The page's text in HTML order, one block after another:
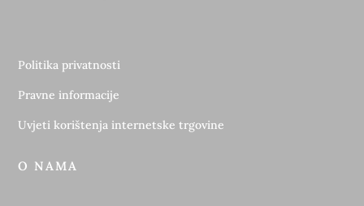
Politika privatnosti
Pravne informacije
Uvjeti korištenja internetske trgovine
O NAMA